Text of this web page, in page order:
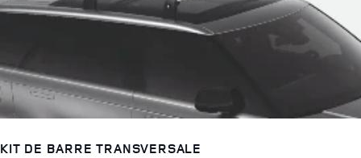
KIT DE BARRE TRANSVERSALE